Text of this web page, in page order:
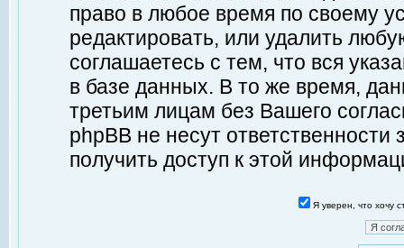
право в любое время по своему
редактировать, или удалить
соглашаетесь с тем, что вся
в базе данных. В то же время,
третьим лицам без Вашего
phpBB не несут ответственности
получить доступ к этой
Я уверен, что хочу